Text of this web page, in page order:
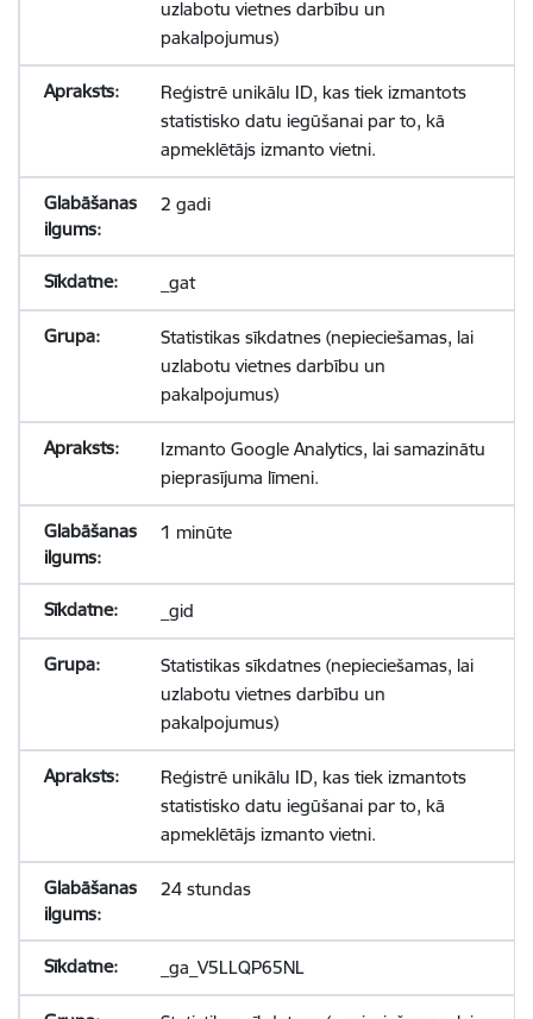
uzlabotu vietnes darbību un
pakalpojumus)
Reģistrē unikālu ID, kas tiek izmantots
statistisko datu iegūšanai par to, kā
apmeklētājs izmanto vietni.
2 gadi
_gat
Statistikas sīkdatnes (nepieciešamas, lai
uzlabotu vietnes darbību un
pakalpojumus)
Izmanto Google Analytics, lai samazinātu
pieprasījuma līmeni.
1 minūte
_gid
Statistikas sīkdatnes (nepieciešamas, lai
uzlabotu vietnes darbību un
pakalpojumus)
Reģistrē unikālu ID, kas tiek izmantots
statistisko datu iegūšanai par to, kā
apmeklētājs izmanto vietni.
24 stundas
_ga_V5LLQP65NL